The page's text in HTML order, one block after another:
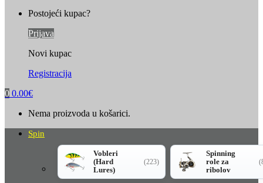
Postojeći kupac?
Prijava
Novi kupac
Registracija
0 0.00€
Nema proizvoda u košarici.
Spin
Vobleri
(Hard
Lures)
(223)
Spinning
role za
ribolov